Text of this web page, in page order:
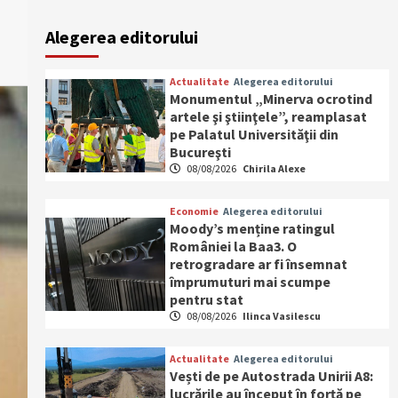
Alegerea editorului
Actualitate Alegerea editorului
Monumentul „Minerva ocrotind
artele şi ştiinţele”, reamplasat
pe Palatul Universităţii din
Bucureşti
08/08/2026 Chirila Alexe
Economie Alegerea editorului
Moody’s menține ratingul
României la Baa3. O
retrogradare ar fi însemnat
împrumuturi mai scumpe
pentru stat
08/08/2026 Ilinca Vasilescu
Actualitate Alegerea editorului
Vești de pe Autostrada Unirii A8:
lucrările au început în forță pe